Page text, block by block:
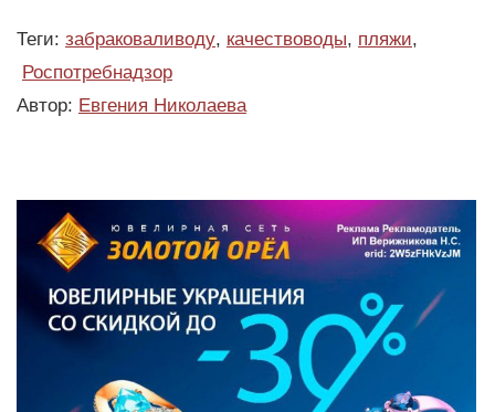
Теги: забраковаливоду, качествоводы, пляжи,
Роспотребнадзор
Автор: Евгения Николаева